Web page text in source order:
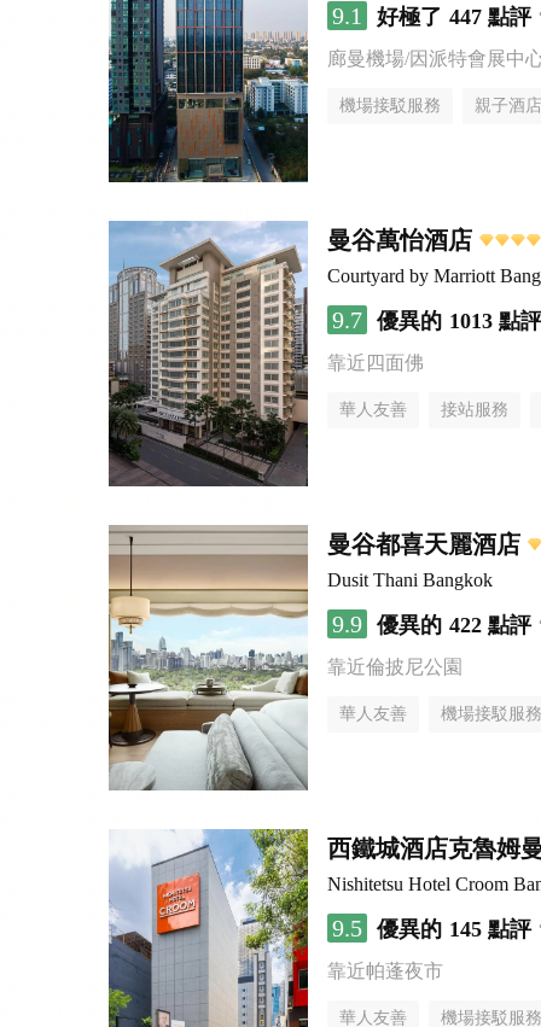
9.1 好極了 447 點評
廊曼機場/因派特會展中
機場接駁服務 親子酒店
曼谷萬怡酒店
Courtyard by Marriott
9.7 優異的 1013 點評
靠近四面佛
華人友善 接站服務
曼谷都喜天麗酒店
Dusit Thani Bangkok
9.9 優異的 422 點評
靠近倫披尼公園
華人友善 機場接駁服務
西鐵城酒店克魯姆
Nishitetsu Hotel Croom
9.5 優異的 145 點評
靠近帕蓬夜市
華人友善 機場接駁服務